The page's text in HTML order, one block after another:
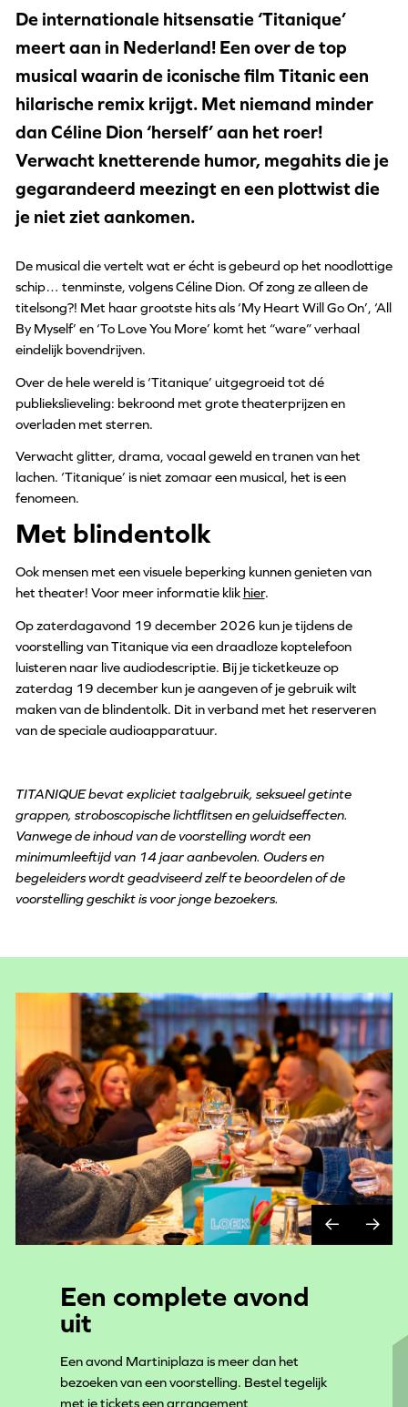
De internationale hitsensatie ‘Titanique’
meert aan in Nederland! Een over de top
musical waarin de iconische film Titanic een
hilarische remix krijgt. Met niemand minder
dan Céline Dion ‘herself’ aan het roer!
Verwacht knetterende humor, megahits die je
gegarandeerd meezingt en een plottwist die
je niet ziet aankomen.
De musical die vertelt wat er écht is gebeurd op het noodlottige
schip… tenminste, volgens Céline Dion. Of zong ze alleen de
titelsong?! Met haar grootste hits als ‘My Heart Will Go On’, ‘All
By Myself’ en ‘To Love You More’ komt het “ware” verhaal
eindelijk bovendrijven.
Over de hele wereld is ‘Titanique’ uitgegroeid tot dé
publiekslieveling: bekroond met grote theaterprijzen en
overladen met sterren.
Verwacht glitter, drama, vocaal geweld en tranen van het
lachen. ‘Titanique’ is niet zomaar een musical, het is een
fenomeen.
Met blindentolk
Ook mensen met een visuele beperking kunnen genieten van
het theater! Voor meer informatie klik hier.
Op zaterdagavond 19 december 2026 kun je tijdens de
voorstelling van Titanique via een draadloze koptelefoon
luisteren naar live audiodescriptie. Bij je ticketkeuze op
zaterdag 19 december kun je aangeven of je gebruik wilt
maken van de blindentolk. Dit in verband met het reserveren
van de speciale audioapparatuur.
TITANIQUE bevat expliciet taalgebruik, seksueel getinte
grappen, stroboscopische lichtflitsen en geluidseffecten.
Vanwege de inhoud van de voorstelling wordt een
minimumleeftijd van 14 jaar aanbevolen. Ouders en
begeleiders wordt geadviseerd zelf te beoordelen of de
voorstelling geschikt is voor jonge bezoekers.
Een complete avond
uit
Een avond Martiniplaza is meer dan het
bezoeken van een voorstelling. Bestel tegelijk
met je tickets een arrangement